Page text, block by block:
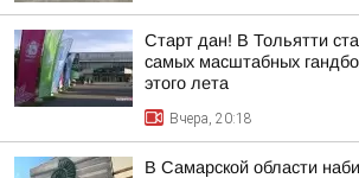
Старт дан! В Тольятти
самых масштабных
этого лета
Вчера, 20:18
В Самарской области